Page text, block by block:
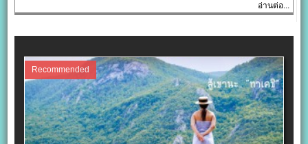
อ่านต่อ...
Recommended